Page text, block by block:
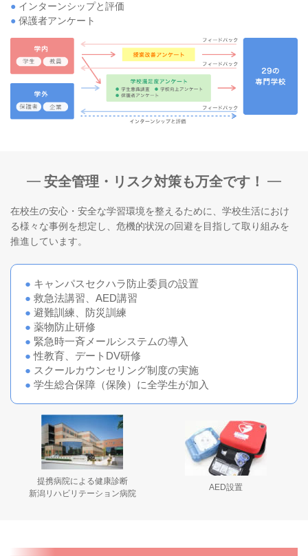
● インターンシップと評価
● 保護者アンケート
安全管理・リスク対策も万全です！
在校生の安心・安全な学習環境を整えるために、学校生活におけ
る様々な事例を想定し、危機的状況の回避を目指して取り組みを
推進しています。
● キャンパスセクハラ防止委員の設置
● 救急法講習、AED講習
● 避難訓練、防災訓練
● 薬物防止研修
● 緊急時一斉メールシステムの導入
● 性教育、デートDV研修
● スクールカウンセリング制度の実施
● 学生総合保障（保険）に全学生が加入
提携病院による健康診断
新潟リハビリテーション病院
AED設置